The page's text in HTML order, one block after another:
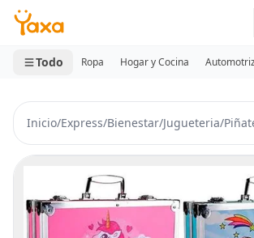
MINI CARRITO
0 productos
Todo Ropa Hogar y Cocina
Inicio/Express/Bienestar/Jugueteria/